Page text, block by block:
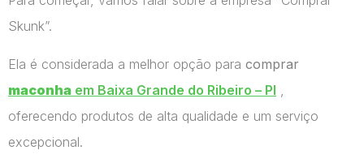
Skunk”.
Ela é considerada a melhor opção para comprar
maconha em Baixa Grande do Ribeiro – PI
oferecendo produtos de alta qualidade e um serviço
excepcional.